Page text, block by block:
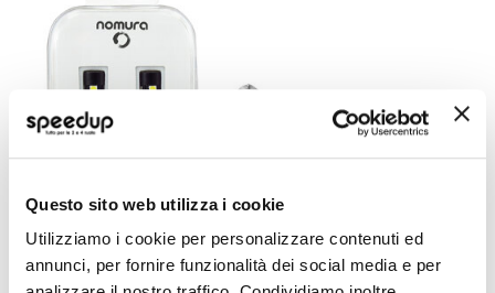
Questo sito web utilizza i cookie
Utilizziamo i cookie per personalizzare contenuti ed
annunci, per fornire funzionalità dei social media e per
NOMURA
Bianco H6W BAX9S 12V 1,8W